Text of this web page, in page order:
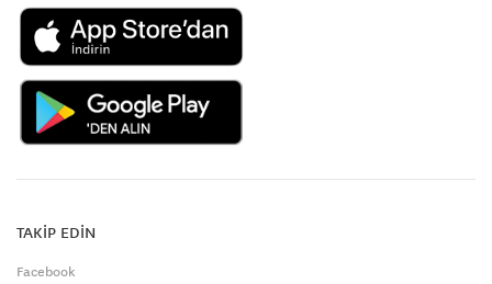
TAKİP EDİN
Facebook